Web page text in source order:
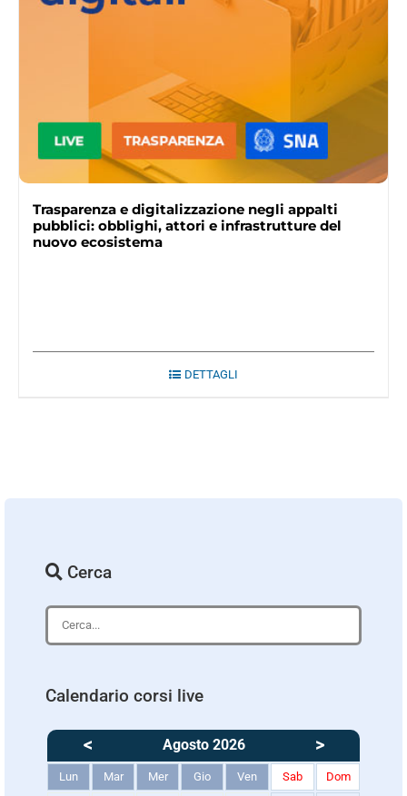
Trasparenza e digitalizzazione negli appalti
pubblici: obblighi, attori e infrastrutture del
nuovo ecosistema
DETTAGLI
Cerca
Calendario corsi live
< Agosto 2026 >
Lun Mar Mer Gio Ven Sab Dom